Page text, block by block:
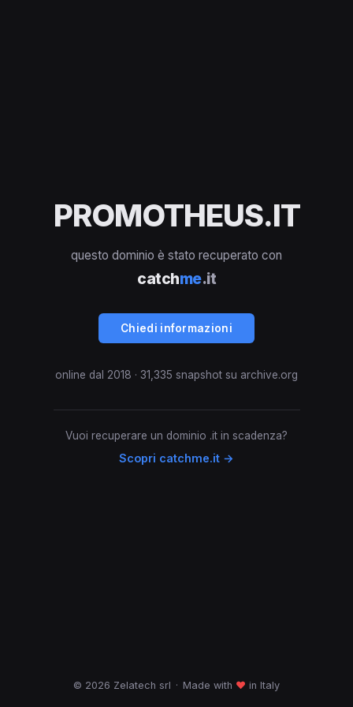
PROMOTHEUS.IT
questo dominio è stato recuperato con
catchme.it
Chiedi informazioni
online dal 2018 · 31,335 snapshot su archive.org
Vuoi recuperare un dominio .it in scadenza?
Scopri catchme.it →
© 2026 Zelatech srl · Made with ♥ in Italy